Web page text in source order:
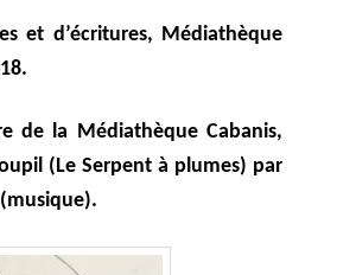
et d’écritures, Médiathèque
de la Médiathèque Cabanis,
(Le Serpent à plumes) par